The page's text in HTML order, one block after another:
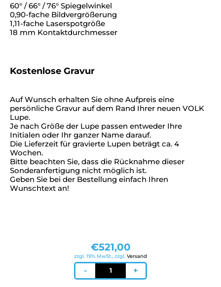
60° / 66° / 76° Spiegelwinkel
0,90-fache Bildvergrößerung
1,11-fache Laserspotgröße
18 mm Kontaktdurchmesser
Kostenlose Gravur
Auf Wunsch erhalten Sie ohne Aufpreis eine
persönliche Gravur auf dem Rand Ihrer neuen VOLK
Lupe.
Je nach Größe der Lupe passen entweder Ihre
Initialen oder Ihr ganzer Name darauf.
Die Lieferzeit für gravierte Lupen beträgt ca. 4
Wochen.
Bitte beachten Sie, dass die Rücknahme dieser
Sonderanfertigung nicht möglich ist.
Geben Sie bei der Bestellung einfach Ihren
Wunschtext an!
€521,00
zzgl. 19% MwSt., zzgl. Versand
-
VOLK
3-
+